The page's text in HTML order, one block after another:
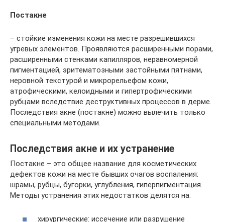
Постакне
– стойкие изменения кожи на месте разрешившихся
угревых элементов. Проявляются расширенными порами,
расширенными стенками капилляров, неравномерной
пигментацией, эритематозными застойными пятнами,
неровной текстурой и микрорельефом кожи,
атрофическими, келоидными и гипертрофическими
рубцами вследствие деструктивных процессов в дерме.
Последствия акне (постакне) можно вылечить только
специальными методами.
Последствия акне и их устранение
Постакне – это общее название для косметических
дефектов кожи на месте бывших очагов воспаления:
шрамы, рубцы, бугорки, углубления, гиперпигментация.
Методы устранения этих недостатков делятся на:
хирургические: иссечение или разрушение